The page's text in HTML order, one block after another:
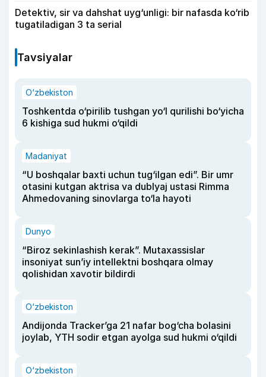
Detektiv, sir va dahshat uyg‘unligi: bir nafasda ko‘rib
tugatiladigan 3 ta serial
Tavsiyalar
O‘zbekiston
Toshkentda o‘pirilib tushgan yo‘l qurilishi bo‘yicha
6 kishiga sud hukmi o‘qildi
Madaniyat
“U boshqalar baxti uchun tug‘ilgan edi”. Bir umr
otasini kutgan aktrisa va dublyaj ustasi Rimma
Ahmedovaning sinovlarga to‘la hayoti
Dunyo
“Biroz sekinlashish kerak”. Mutaxassislar
insoniyat sun’iy intellektni boshqara olmay
qolishidan xavotir bildirdi
O‘zbekiston
Andijonda Tracker’ga 21 nafar bog‘cha bolasini
joylab, YTH sodir etgan ayolga sud hukmi o‘qildi
O‘zbekiston